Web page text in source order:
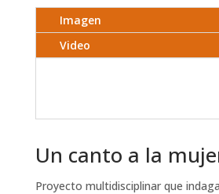
Imagen
Video
Un canto a la
Proyecto multidisciplinar que